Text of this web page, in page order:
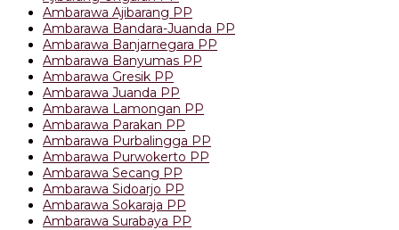
Ambarawa Ajibarang PP
Ambarawa Bandara-Juanda PP
Ambarawa Banjarnegara PP
Ambarawa Banyumas PP
Ambarawa Gresik PP
Ambarawa Juanda PP
Ambarawa Lamongan PP
Ambarawa Parakan PP
Ambarawa Purbalingga PP
Ambarawa Purwokerto PP
Ambarawa Secang PP
Ambarawa Sidoarjo PP
Ambarawa Sokaraja PP
Ambarawa Surabaya PP